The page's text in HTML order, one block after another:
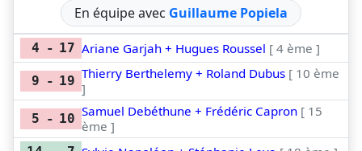
En équipe avec Guillaume Popiela
4 - 17 Ariane Garjah + Hugues Roussel [ 4 ème ]
9 - 19 Thierry Berthelemy + Roland Dubus [ 10 ème
]
5 - 10 Samuel Debéthune + Frédéric Capron [ 15
ème ]